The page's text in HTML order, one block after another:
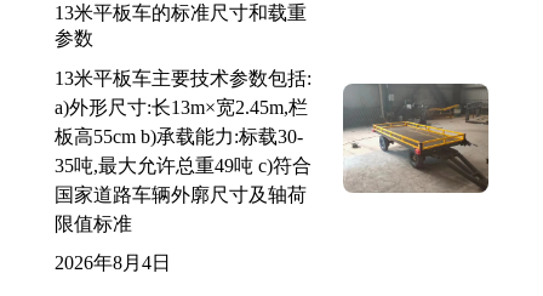
13米平板车的标准尺寸和载重
参数
13米平板车主要技术参数包括:
a)外形尺寸:长13m×宽2.45m,栏
板高55cm b)承载能力:标载30-
35吨,最大允许总重49吨 c)符合
国家道路车辆外廓尺寸及轴荷
限值标准
2026年8月4日